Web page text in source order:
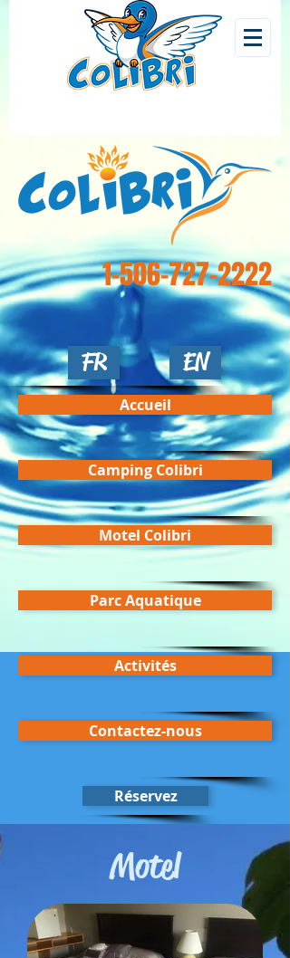
1-506-727-2222
FR EN
Accueil
Camping Colibri
Motel Colibri
Parc Aquatique
Activités
Contactez-nous
Réservez
Motel